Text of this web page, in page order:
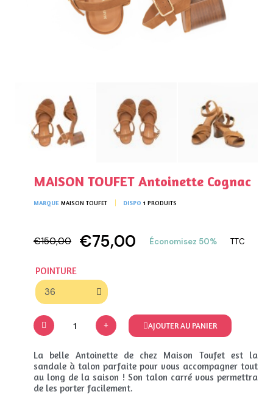
MAISON TOUFET Antoinette Cognac
MARQUE MAISON TOUFET DISPO 1 PRODUITS
€150,00 €75,00 Économisez 50% TTC
POINTURE
AJOUTER AU PANIER
La belle Antoinette de chez Maison Toufet est la
sandale à talon parfaite pour vous accompagner tout
au long de la saison ! Son talon carré vous permettra
de les porter facilement.